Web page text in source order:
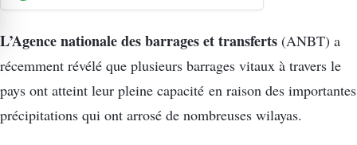
L’Agence nationale des barrages et transferts (ANBT) a
récemment révélé que plusieurs barrages vitaux à travers le
pays ont atteint leur pleine capacité en raison des importantes
précipitations qui ont arrosé de nombreuses wilayas.